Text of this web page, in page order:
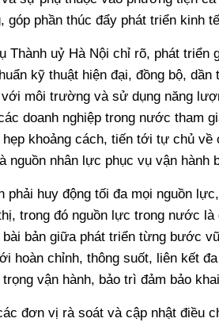
góp phần thúc đẩy phát triển kinh
Thành uỷ Hà Nội chỉ rõ, phát triển
kỹ thuật hiện đại, đồng bộ,
môi trường và sử dụng năng
doanh nghiệp trong nước tham
khoảng cách, tiến tới tự chủ về
nguồn nhân lực phục vụ vận hành
phải huy động tối đa mọi nguồn
trong đó nguồn lực trong nước
bản giữa phát triển từng bước
hoàn chỉnh, thông suốt, liên kết
vận hành, bảo trì đảm bảo
đơn vị rà soát và cập nhật điều